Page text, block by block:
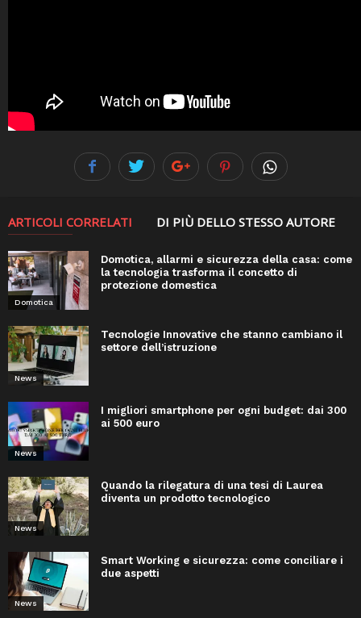
ARTICOLI CORRELATI DI PIÙ DELLO STESSO AUTORE
Domotica
Domotica, allarmi e sicurezza della casa: come
la tecnologia trasforma il concetto di
protezione domestica
News
Tecnologie Innovative che stanno cambiano il
settore dell’istruzione
News
I migliori smartphone per ogni budget: dai 300
ai 500 euro
News
Quando la rilegatura di una tesi di Laurea
diventa un prodotto tecnologico
News
Smart Working e sicurezza: come conciliare i
due aspetti